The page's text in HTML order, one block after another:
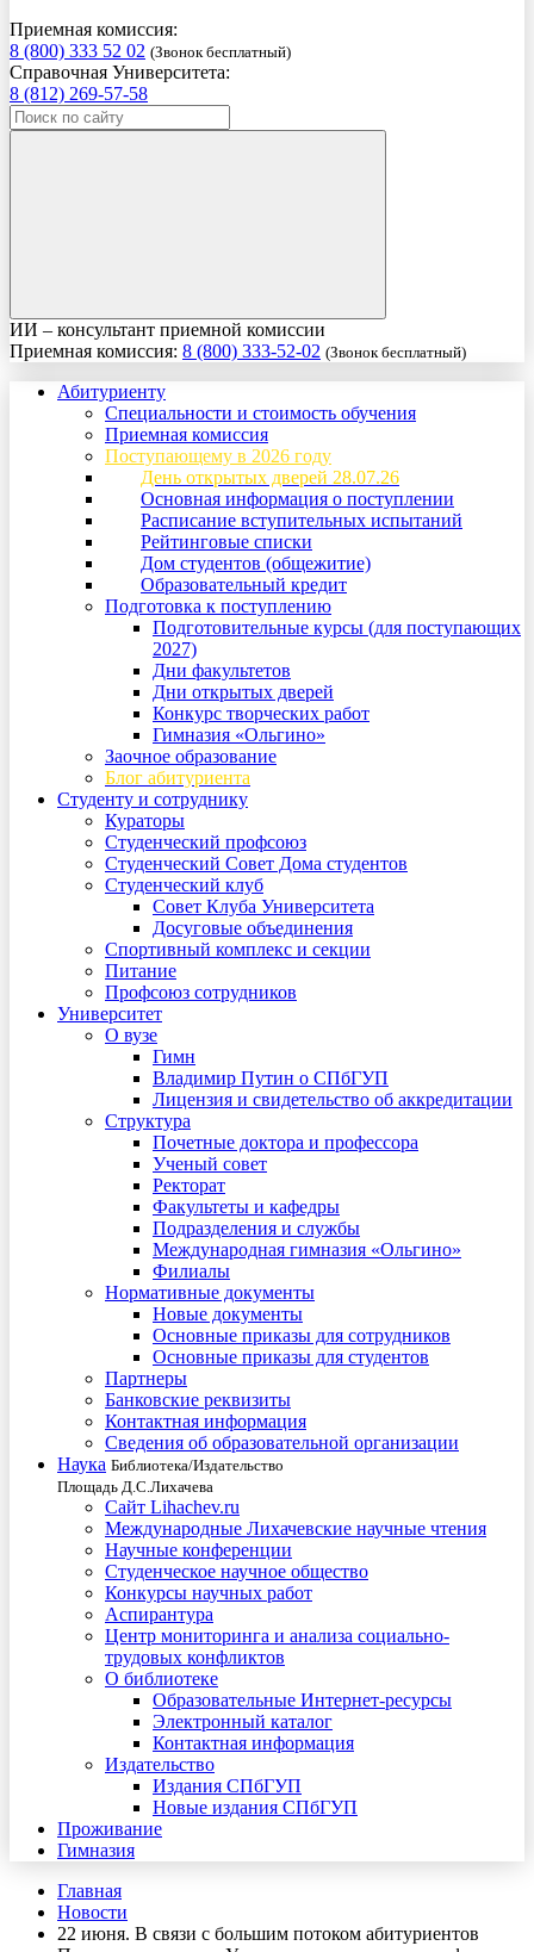
Приемная комиссия:
8 (800) 333 52 02 (Звонок бесплатный)
Справочная Университета:
8 (812) 269-57-58
ИИ – консультант приемной комиссии
Приемная комиссия: 8 (800) 333-52-02 (Звонок бесплатный)
Абитуриенту
Специальности и стоимость обучения
Приемная комиссия
Поступающему в 2026 году
День открытых дверей 28.07.26
Основная информация о поступлении
Расписание вступительных испытаний
Рейтинговые списки
Дом студентов (общежитие)
Образовательный кредит
Подготовка к поступлению
Подготовительные курсы (для поступающих
2027)
Дни факультетов
Дни открытых дверей
Конкурс творческих работ
Гимназия «Ольгино»
Заочное образование
Блог абитуриента
Студенту и сотруднику
Кураторы
Студенческий профсоюз
Студенческий Совет Дома студентов
Студенческий клуб
Совет Клуба Университета
Досуговые объединения
Спортивный комплекс и секции
Питание
Профсоюз сотрудников
Университет
О вузе
Гимн
Владимир Путин о СПбГУП
Лицензия и свидетельство об аккредитации
Структура
Почетные доктора и профессора
Ученый совет
Ректорат
Факультеты и кафедры
Подразделения и службы
Международная гимназия «Ольгино»
Филиалы
Нормативные документы
Новые документы
Основные приказы для сотрудников
Основные приказы для студентов
Партнеры
Банковские реквизиты
Контактная информация
Сведения об образовательной организации
Наука Библиотека/Издательство
Площадь Д.С.Лихачева
Сайт Lihachev.ru
Международные Лихачевские научные чтения
Научные конференции
Студенческое научное общество
Конкурсы научных работ
Аспирантура
Центр мониторинга и анализа социально-
трудовых конфликтов
О библиотеке
Образовательные Интернет-ресурсы
Электронный каталог
Контактная информация
Издательство
Издания СПбГУП
Новые издания СПбГУП
Проживание
Гимназия
Главная
Новости
22 июня. В связи с большим потоком абитуриентов